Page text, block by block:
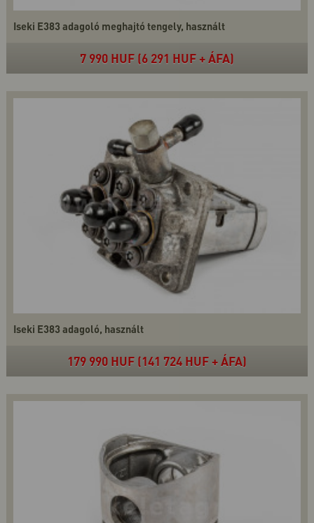
Iseki E383 adagoló meghajtó tengely, használt
7 990 HUF (6 291 HUF + ÁFA)
Iseki E383 adagoló, használt
179 990 HUF (141 724 HUF + ÁFA)